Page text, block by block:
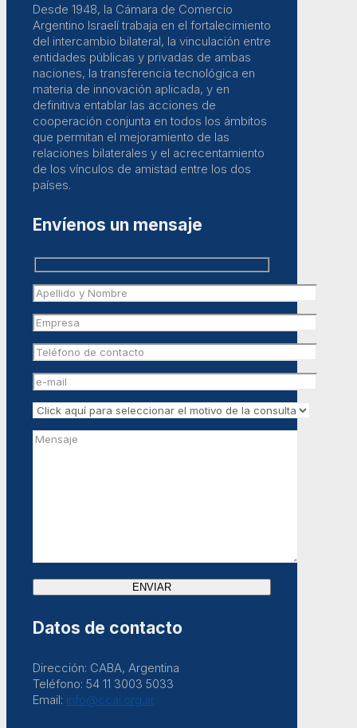
Desde 1948, la Cámara de Comercio
Argentino Israelí trabaja en el fortalecimiento
del intercambio bilateral, la vinculación entre
entidades públicas y privadas de ambas
naciones, la transferencia tecnológica en
materia de innovación aplicada, y en
definitiva entablar las acciones de
cooperación conjunta en todos los ámbitos
que permitan el mejoramiento de las
relaciones bilaterales y el acrecentamiento
de los vínculos de amistad entre los dos
países.
Envíenos un mensaje
Datos de contacto
Dirección: CABA, Argentina
Teléfono: 54 11 3003 5033
Email: info@ccai.org.ar